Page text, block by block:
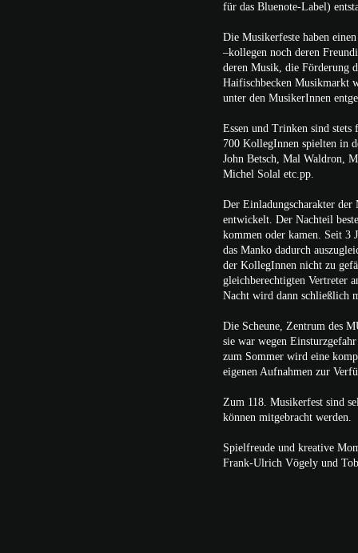
für das Bluenote-Label)
Die Musikerfeste haben
–kollegen noch deren
deren Musik, die Förderung
Haifischbecken Musikmarkt
unter den MusikerInnen
Essen und Trinken sind
700 KollegInnen spielten in
John Betsch, Mal Waldron,
Michel Solal etc.pp.
Der Einladungscharakter der
entwickelt. Der Nachteil
kommen oder kamen. Seit 3
das Manko dadurch
der KollegInnen nicht zu
gleichberechtigten Vertreter
Nacht wird dann schließlich
Die Scheune, Zentrum des
sie war wegen
zum Sommer wird eine
eigenen Aufnahmen zur
Zum 118. Musikerfest sind
können mitgebracht werden.
Spielfreude und kreative
Frank-Ulrich Vögely und